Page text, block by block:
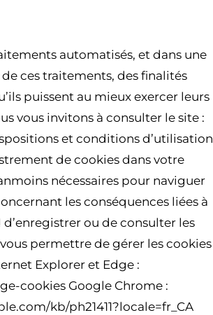
automatisés, et dans une
ces traitements, des finalités
puissent au mieux exercer leurs
vous invitons à consulter le site :
et conditions d’utilisation
de cookies dans votre
nécessaires pour naviguer
les conséquences liées à
ou de consulter les
permettre de gérer les cookies
Explorer et Edge :
cookies Google Chrome :
kb/ph21411?locale=fr_CA